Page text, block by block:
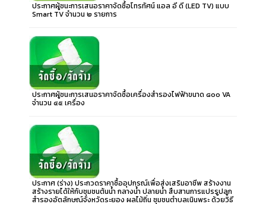
ประกาศผู้ชนะการเสนอราคาจัดซื้อโทรทัศน์ แอล อี ดี (LED TV) แบบ
Smart TV จำนวน ๒ รายการ
ประกาศผู้ชนะการเสนอราคาจัดซื้อเครื่องสำรองไฟฟ้าขนาด ๘๐๐ VA
จำนวน ๔๕ เครื่อง
ประกาศ (ร่าง) ประกวดราคาซื้ออุปกรณ์เพื่อส่งเสริมอาชีพ สร้างงาน
สร้างรายได้ให้กับชุมชนต้นน้ำ กลางน้ำ ปลายน้ำ สืบสานการแปรรูปลูก
สำรองอัตลักษณ์จังหวัดระยอง ผลไม้ถิ่น ชุมชนตำบลเนินพระ ด้วยวิธี